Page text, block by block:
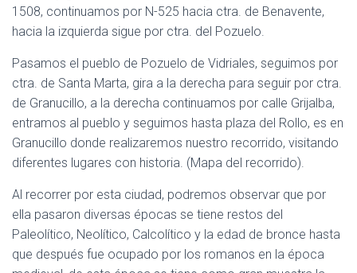
1508, continuamos por N-525 hacia ctra. de Benavente,
hacia la izquierda sigue por ctra. del Pozuelo.
Pasamos el pueblo de Pozuelo de Vidriales, seguimos por
ctra. de Santa Marta, gira a la derecha para seguir por ctra.
de Granucillo, a la derecha continuamos por calle Grijalba,
entramos al pueblo y seguimos hasta plaza del Rollo, es en
Granucillo donde realizaremos nuestro recorrido, visitando
diferentes lugares con historia. (Mapa del recorrido).
Al recorrer por esta ciudad, podremos observar que por
ella pasaron diversas épocas se tiene restos del
Paleolítico, Neolítico, Calcolítico y la edad de bronce hasta
que después fue ocupado por los romanos en la época